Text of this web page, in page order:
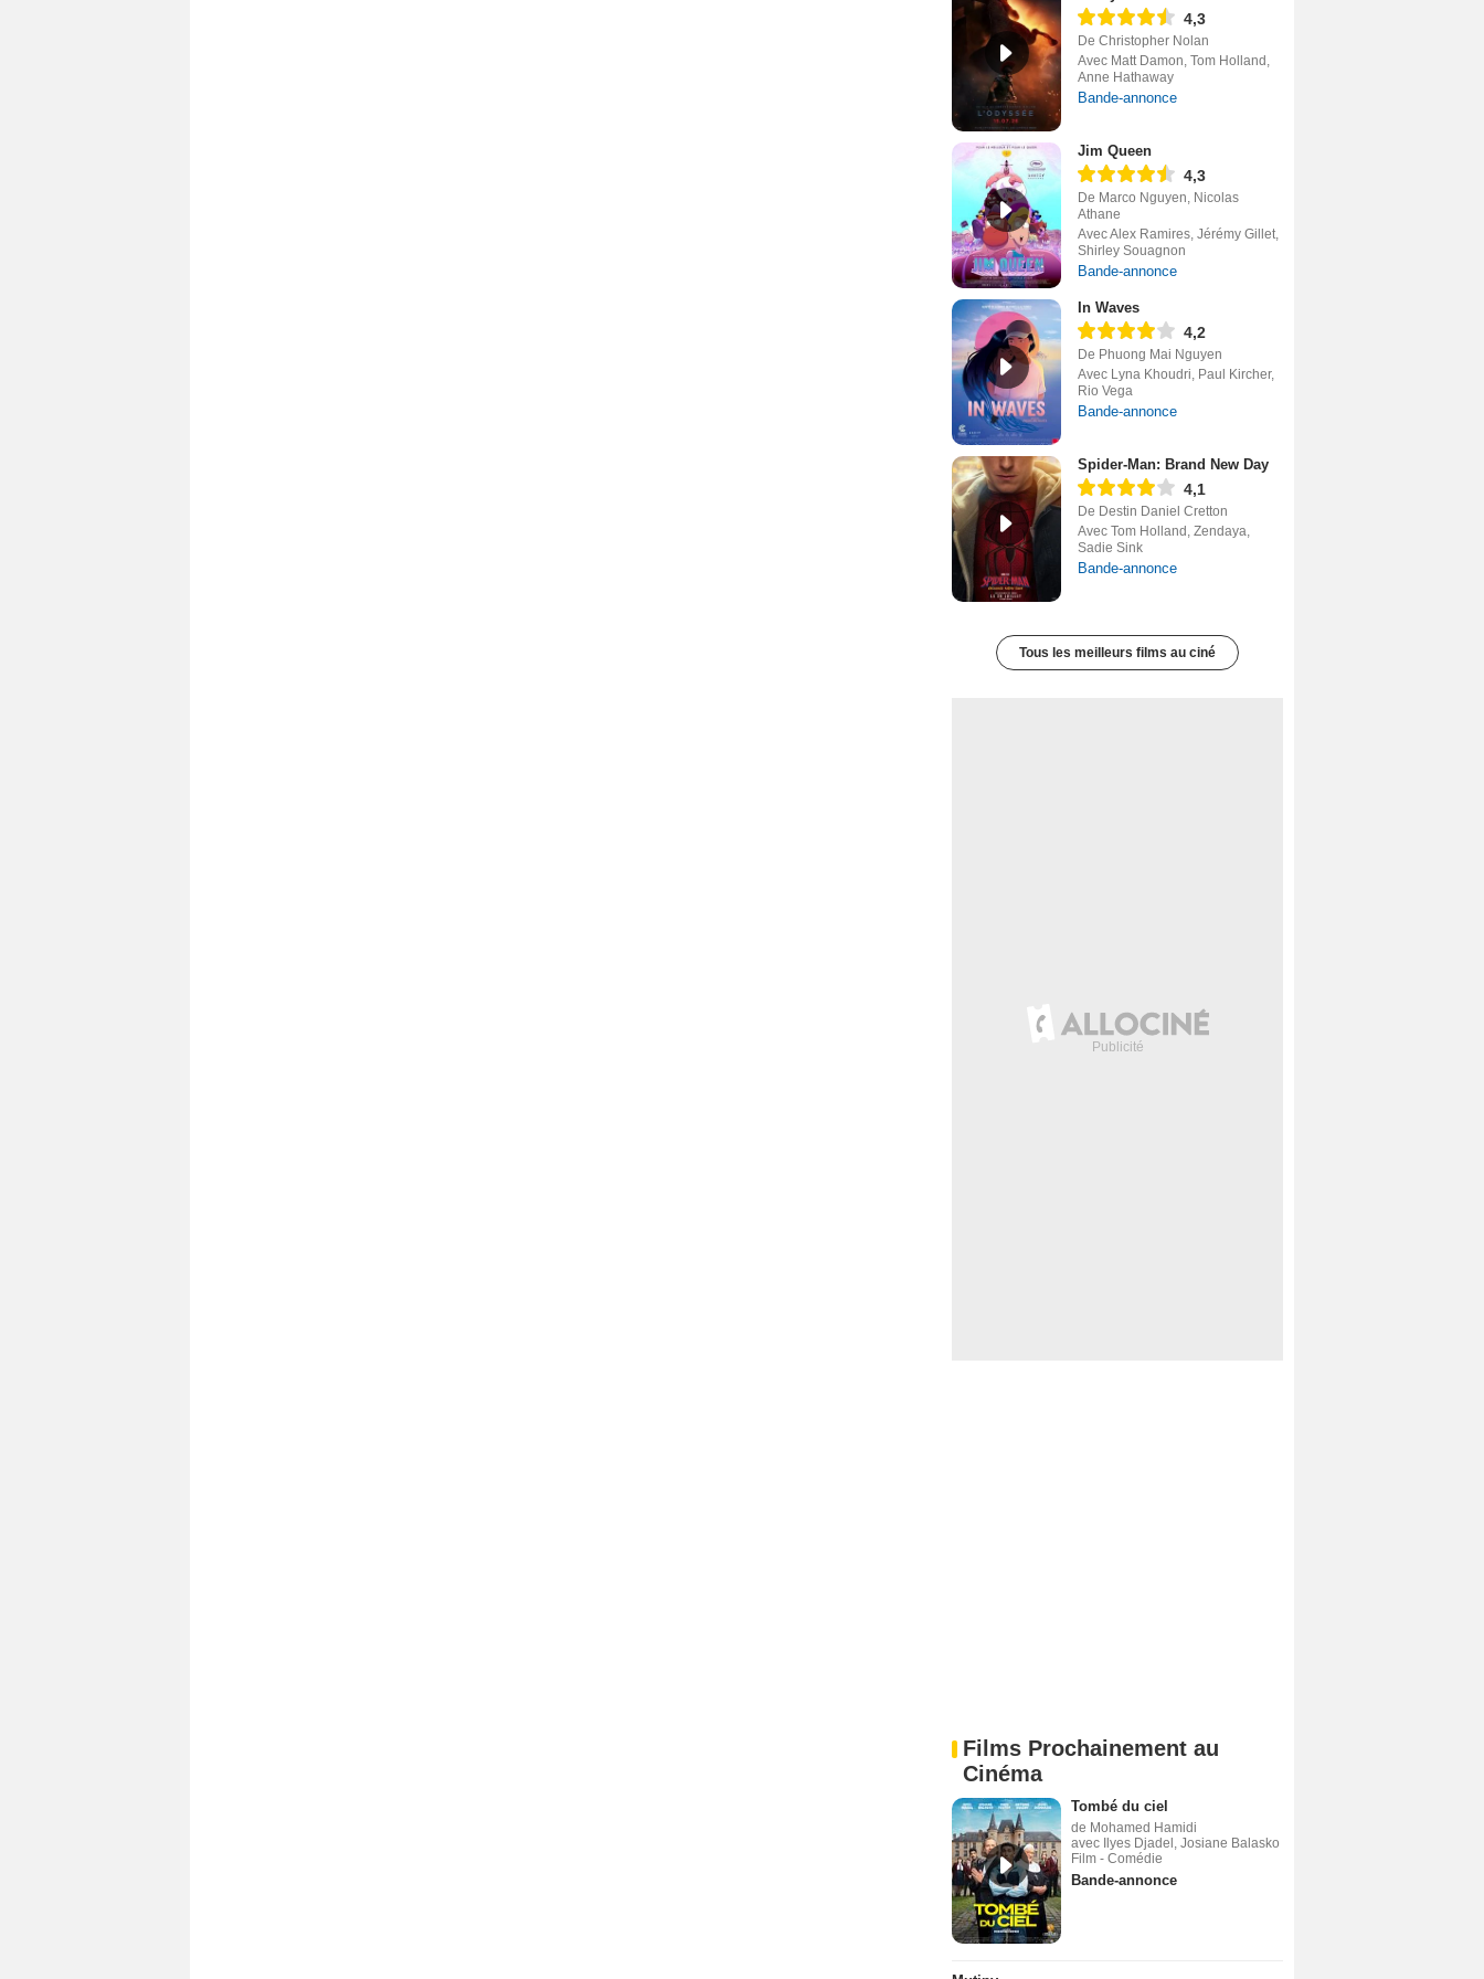
4,3
De Christopher Nolan
Avec Matt Damon, Tom Holland,
Anne Hathaway
Bande-annonce
Jim Queen
4,3
De Marco Nguyen, Nicolas
Athane
Avec Alex Ramires, Jérémy Gillet,
Shirley Souagnon
Bande-annonce
In Waves
4,2
De Phuong Mai Nguyen
Avec Lyna Khoudri, Paul Kircher,
Rio Vega
Bande-annonce
Spider-Man: Brand New Day
4,1
De Destin Daniel Cretton
Avec Tom Holland, Zendaya,
Sadie Sink
Bande-annonce
Tous les meilleurs films au ciné
Films Prochainement au
Cinéma
Tombé du ciel
de Mohamed Hamidi
avec Ilyes Djadel, Josiane Balasko
Film - Comédie
Bande-annonce